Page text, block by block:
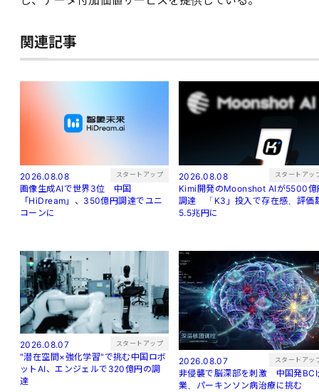
関連記事
2026.08.08 スタートアップ
画像生成AIで世界3位 中国
「HiDream」、350億円調達でユニ
コーンに
2026.08.08 スタートアッ
Kimi開発のMoonshot AIが5500億
調達 「K3」投入で存在感、評価
5.5兆円に
2026.08.07 スタートアップ
"潜在空間×強化学習"で挑む中国ロボ
ットAI、エンジェルで320億円の調
達
2026.08.07 スタートアッ
非侵襲で脳深部を刺激 中国発BCI
業、パーキンソン病治療に挑む